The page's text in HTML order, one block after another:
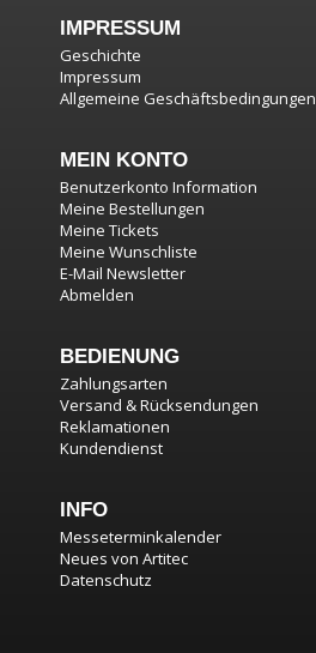
IMPRESSUM
Geschichte
Impressum
Allgemeine Geschäftsbedingungen
MEIN KONTO
Benutzerkonto Information
Meine Bestellungen
Meine Tickets
Meine Wunschliste
E-Mail Newsletter
Abmelden
BEDIENUNG
Zahlungsarten
Versand & Rücksendungen
Reklamationen
Kundendienst
INFO
Messeterminkalender
Neues von Artitec
Datenschutz